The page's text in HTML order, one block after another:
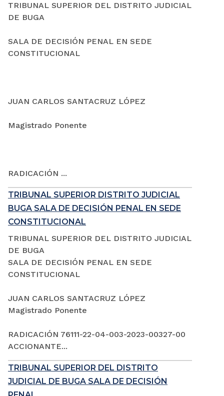
TRIBUNAL SUPERIOR DEL DISTRITO JUDICIAL
DE BUGA
SALA DE DECISIÓN PENAL EN SEDE
CONSTITUCIONAL
JUAN CARLOS SANTACRUZ LÓPEZ
Magistrado Ponente
RADICACIÓN ...
TRIBUNAL SUPERIOR DISTRITO JUDICIAL
BUGA SALA DE DECISIÓN PENAL EN SEDE
CONSTITUCIONAL
TRIBUNAL SUPERIOR DEL DISTRITO JUDICIAL
DE BUGA
SALA DE DECISIÓN PENAL EN SEDE
CONSTITUCIONAL
JUAN CARLOS SANTACRUZ LÓPEZ
Magistrado Ponente
RADICACIÓN 76111-22-04-003-2023-00327-00
ACCIONANTE...
TRIBUNAL SUPERIOR DEL DISTRITO
JUDICIAL DE BUGA SALA DE DECISIÓN